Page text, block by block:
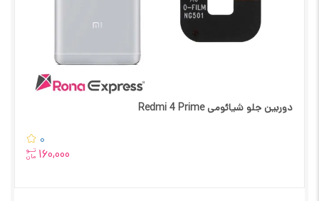
دوربین جلو شیائومی Redmi 4 Prime
0
تــو
مان 160,000